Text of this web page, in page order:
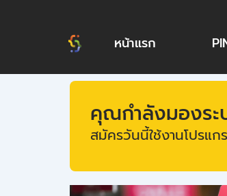
หน้าแรก
คุณกำลังมองระ
สมัครวันนี้ใช้งานโปรแก